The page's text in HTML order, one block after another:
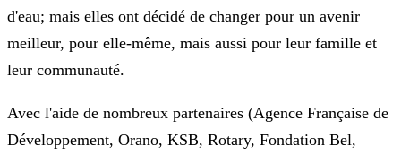
d'eau; mais elles ont décidé de changer pour un avenir
meilleur, pour elle-même, mais aussi pour leur famille et
leur communauté.
Avec l'aide de nombreux partenaires (Agence Française de
Développement, Orano, KSB, Rotary, Fondation Bel,